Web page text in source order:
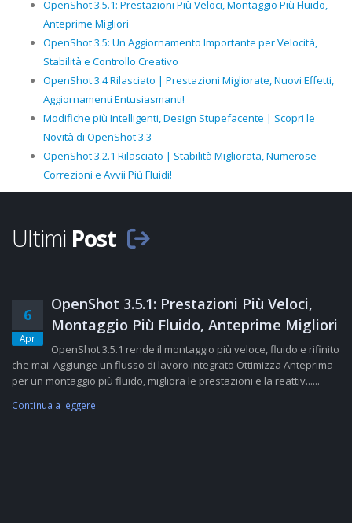
OpenShot 3.5.1: Prestazioni Più Veloci, Montaggio Più Fluido,
Anteprime Migliori
OpenShot 3.5: Un Aggiornamento Importante per Velocità,
Stabilità e Controllo Creativo
OpenShot 3.4 Rilasciato | Prestazioni Migliorate, Nuovi Effetti,
Aggiornamenti Entusiasmanti!
Modifiche più Intelligenti, Design Stupefacente | Scopri le
Novità di OpenShot 3.3
OpenShot 3.2.1 Rilasciato | Stabilità Migliorata, Numerose
Correzioni e Avvii Più Fluidi!
Ultimi Post
6
Apr
OpenShot 3.5.1: Prestazioni Più Veloci,
Montaggio Più Fluido, Anteprime Migliori
OpenShot 3.5.1 rende il montaggio più veloce, fluido e rifinito
che mai. Aggiunge un flusso di lavoro integrato Ottimizza Anteprima
per un montaggio più fluido, migliora le prestazioni e la reattiv......
Continua a leggere